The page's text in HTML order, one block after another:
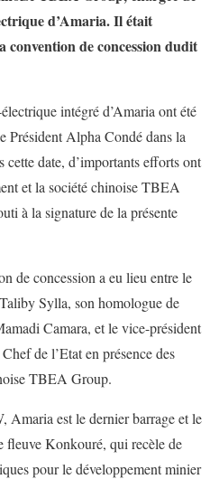
d’Amaria. Il était
convention de concession dudit
intégré d’Amaria ont été
Président Alpha Condé dans la
date, d’importants efforts ont
et la société chinoise TBEA
à la signature de la présente
de concession a eu lieu entre le
Sylla, son homologue de
Camara, et le vice-président
de l’Etat en présence des
TBEA Group.
Amaria est le dernier barrage et le
fleuve Konkouré, qui recèle de
pour le développement minier